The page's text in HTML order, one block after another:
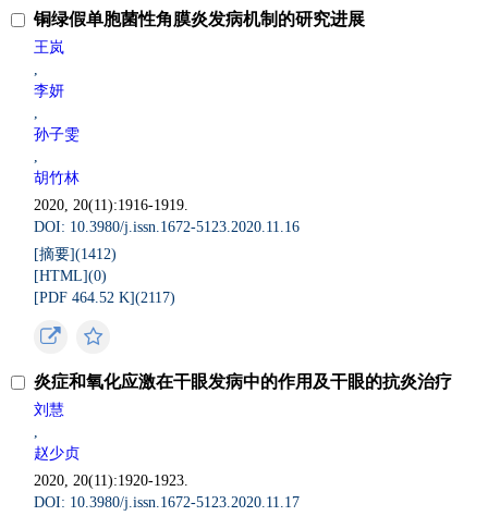
铜绿假单胞菌性角膜炎发病机制的研究进展
王岚
,
李妍
,
孙子雯
,
胡竹林
2020, 20(11):1916-1919.
DOI: 10.3980/j.issn.1672-5123.2020.11.16
[摘要](1412)
[HTML](0)
[PDF 464.52 K](2117)
炎症和氧化应激在干眼发病中的作用及干眼的抗炎治疗
刘慧
,
赵少贞
2020, 20(11):1920-1923.
DOI: 10.3980/j.issn.1672-5123.2020.11.17